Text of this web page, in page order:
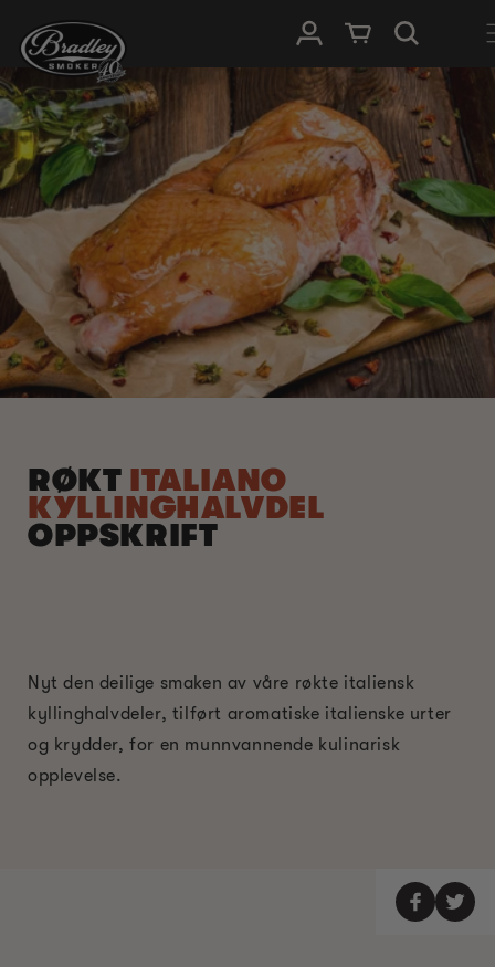
INNHOLDET
Logg InnHandlevogn
RØKT ITALIANO
KYLLINGHALVDEL
OPPSKRIFT
Nyt den deilige smaken av våre røkte italiensk
kyllinghalvdeler, tilført aromatiske italienske urter
og krydder, for en munnvannende kulinarisk
opplevelse.